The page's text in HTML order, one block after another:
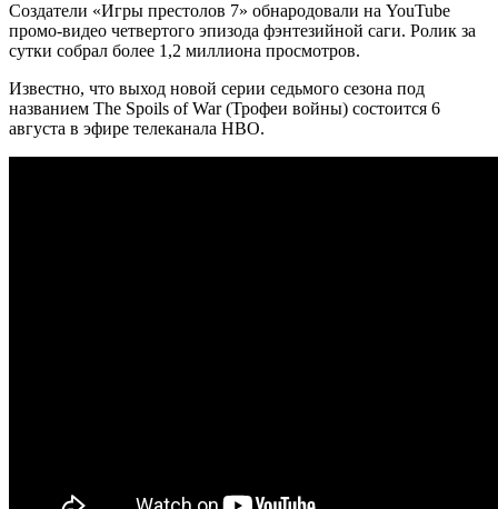
Создатели «Игры престолов 7» обнародовали на YouTube
промо-видео четвертого эпизода фэнтезийной саги. Ролик за
сутки собрал более 1,2 миллиона просмотров.
Известно, что выход новой серии седьмого сезона под
названием The Spoils of War (Трофеи войны) состоится 6
августа в эфире телеканала НВО.